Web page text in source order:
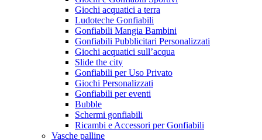
Giochi acquatici a terra
Ludoteche Gonfiabili
Gonfiabili Mangia Bambini
Gonfiabili Pubblicitari Personalizzati
Giochi acquatici sull’acqua
Slide the city
Gonfiabili per Uso Privato
Giochi Personalizzati
Gonfiabili per eventi
Bubble
Schermi gonfiabili
Ricambi e Accessori per Gonfiabili
Vasche palline